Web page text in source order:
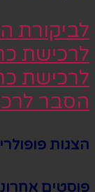
לביקורת
לרכישת
לרכישת
הסבר
הצגות
פוסטים